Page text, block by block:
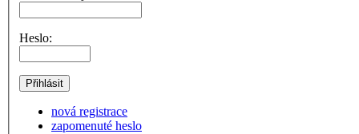
Heslo:
nová registrace
zapomenuté heslo